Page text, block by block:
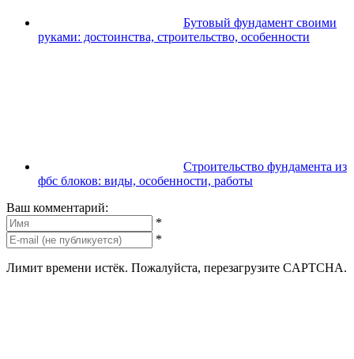
Бутовый фундамент своими
руками: достоинства, строительство, особенности
Строительство фундамента из
фбс блоков: виды, особенности, работы
Ваш комментарий:
*
*
Лимит времени истёк. Пожалуйста, перезагрузите CAPTCHA.